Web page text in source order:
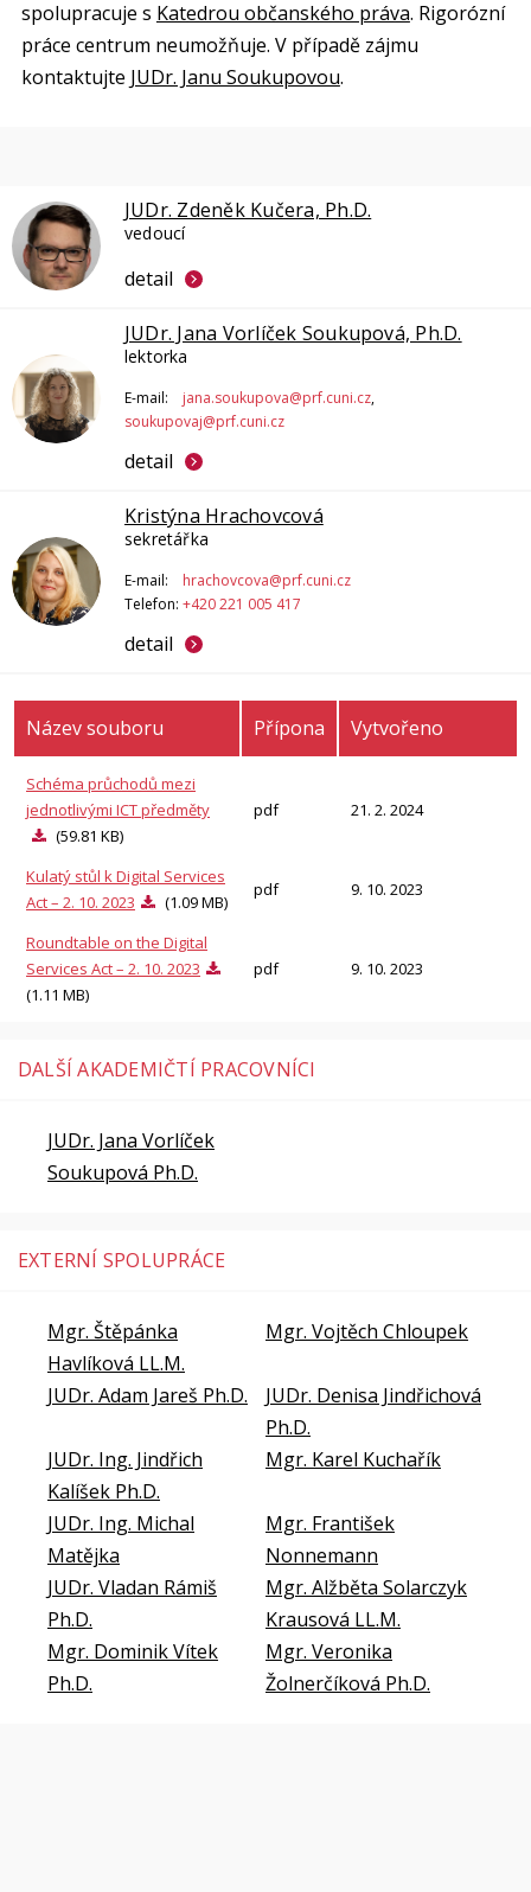
spolupracuje s Katedrou občanského práva. Rigorózní
práce centrum neumožňuje. V případě zájmu
kontaktujte JUDr. Janu Soukupovou.
JUDr. Zdeněk Kučera, Ph.D.
vedoucí
detail
JUDr. Jana Vorlíček Soukupová, Ph.D.
lektorka
E-mail: jana.soukupova@prf.cuni.cz,
soukupovaj@prf.cuni.cz
detail
Kristýna Hrachovcová
sekretářka
E-mail:
hrachovcova@prf.cuni.cz
Telefon: +420 221 005 417
detail
Název souboru Přípona Vytvořeno
Schéma průchodů mezi
jednotlivými ICT předměty
(59.81 KB)
pdf 21. 2. 2024
Kulatý stůl k Digital Services
Act –⁠ 2. 10. 2023
(1.09 MB)
pdf 9. 10. 2023
Roundtable on the Digital
Services Act – 2. 10. 2023
(1.11 MB)
pdf 9. 10. 2023
DALŠÍ AKADEMIČTÍ PRACOVNÍCI
JUDr. Jana Vorlíček
Soukupová Ph.D.
EXTERNÍ SPOLUPRÁCE
Mgr. Štěpánka
Havlíková LL.M.
Mgr. Vojtěch Chloupek
JUDr. Adam Jareš Ph.D.
JUDr. Denisa Jindřichová
Ph.D.
JUDr. Ing. Jindřich
Kalíšek Ph.D.
Mgr. Karel Kuchařík
JUDr. Ing. Michal
Matějka
Mgr. František
Nonnemann
JUDr. Vladan Rámiš
Ph.D.
Mgr. Alžběta Solarczyk
Krausová LL.M.
Mgr. Dominik Vítek
Ph.D.
Mgr. Veronika
Žolnerčíková Ph.D.